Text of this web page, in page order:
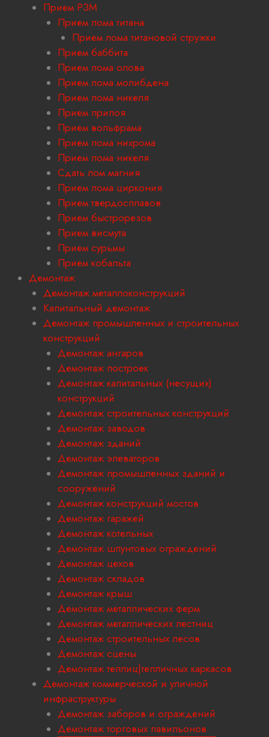
Прием РЗМ
Прием лома титана
Прием лома титановой стружки
Прием баббита
Прием лома олова
Прием лома молибдена
Прием лома никеля
Прием припоя
Прием вольфрама
Прием лома нихрома
Прием лома никеля
Сдать лом магния
Прием лома циркония
Прием твердосплавов
Прием быстрорезов
Прием висмута
Прием сурьмы
Прием кобальта
Демонтаж
Демонтаж металлоконструкций
Капитальный демонтаж
Демонтаж промышленных и строительных
конструкций
Демонтаж ангаров
Демонтаж построек
Демонтаж капитальных (несущих)
конструкций
Демонтаж строительных конструкций
Демонтаж заводов
Демонтаж зданий
Демонтаж элеваторов
Демонтаж промышленных зданий и
сооружений
Демонтаж конструкций мостов
Демонтаж гаражей
Демонтаж котельных
Демонтаж шпунтовых ограждений
Демонтаж цехов
Демонтаж складов
Демонтаж крыш
Демонтаж металлических ферм
Демонтаж металлических лестниц
Демонтаж строительных лесов
Демонтаж сцены
Демонтаж теплиц|тепличных каркасов
Демонтаж коммерческой и уличной
инфраструктуры
Демонтаж заборов и ограждений
Демонтаж торговых павильонов